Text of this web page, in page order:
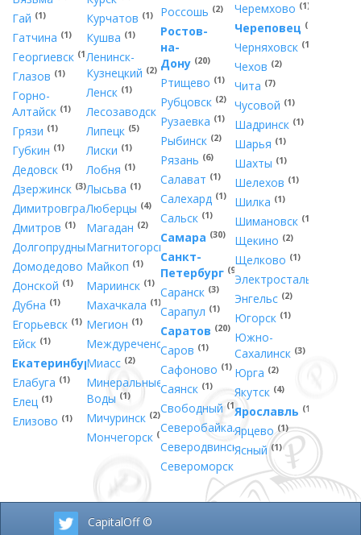
Гай (1)
Гатчина (1)
Георгиевск (1)
Глазов (1)
Горно-
Алтайск (1)
Грязи (1)
Губкин (1)
Дедовск (1)
Дзержинск (3)
Димитровград (2)
Дмитров (1)
Долгопрудный (2)
Домодедово (1)
Донской (1)
Дубна (1)
Егорьевск (1)
Ейск (1)
Екатеринбург (30)
Елабуга (1)
Елец (1)
Елизово (1)
Курчатов (1)
Кушва (1)
Ленинск-
Кузнецкий (2)
Ленск (1)
Лесозаводск (1)
Липецк (5)
Лиски (1)
Лобня (1)
Лысьва (1)
Люберцы (4)
Магадан (2)
Магнитогорск (5)
Майкоп (1)
Мариинск (1)
Махачкала (1)
Мегион (1)
Междуреченск (2)
Миасс (2)
Минеральные
Воды (1)
Мичуринск (2)
Мончегорск (1)
Россошь (2)
Ростов-
на-
Дону (20)
Ртищево (1)
Рубцовск (2)
Рузаевка (1)
Рыбинск (2)
Рязань (6)
Салават (1)
Салехард (1)
Сальск (1)
Самара (30)
Санкт-
Петербург (90)
Саранск (3)
Сарапул (1)
Саратов (20)
Саров (1)
Сафоново (1)
Саянск (1)
Свободный (1)
Северобайкальск
Северодвинск
Североморск
Черемхово (1)
Череповец (20)
Черняховск (1)
Чехов (2)
Чита (7)
Чусовой (1)
Шадринск (1)
Шарья (1)
Шахты (1)
Шелехов (1)
Шилка (1)
Шимановск (1)
Щекино (2)
Щелково (1)
Электросталь
Энгельс (2)
Югорск (1)
Южно-
Сахалинск (3)
Юрга (2)
Якутск (4)
Ярославль (10)
Ярцево (1)
Ясный (1)
CapitalOff ©